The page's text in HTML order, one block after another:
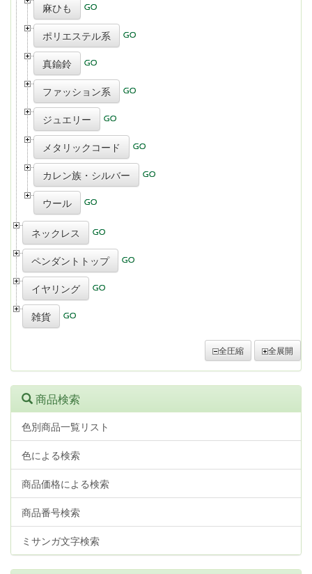
麻ひも
ポリエステル系
真鍮鈴
ファッション系
ジュエリー
メタリックコード
カレン族・シルバー
ウール
ネックレス
ペンダントトップ
イヤリング
雑貨
全圧縮 全展開
商品検索
色別商品一覧リスト
色による検索
商品価格による検索
商品番号検索
ミサンガ文字検索